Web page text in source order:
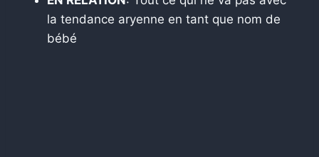
la tendance aryenne en tant que nom de
bébé